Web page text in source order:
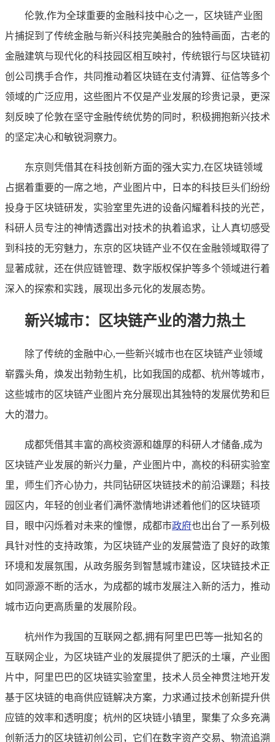
伦敦,作为全球重要的金融科技中心之一，区块链产业图
片捕捉到了传统金融与新兴科技完美融合的独特画面，古老的
金融建筑与现代化的科技园区相互映衬，传统银行与区块链初
创公司携手合作，共同推动着区块链在支付清算、征信等多个
领域的广泛应用，这些图片不仅是产业发展的珍贵记录，更深
刻反映了伦敦在坚守金融传统优势的同时，积极拥抱新兴技术
的坚定决心和敏锐洞察力。
东京则凭借其在科技创新方面的强大实力,在区块链领域
占据着重要的一席之地，产业图片中，日本的科技巨头们纷纷
投身于区块链研发，实验室里先进的设备闪耀着科技的光芒，
科研人员专注的神情透露出对技术的执着追求，让人真切感受
到科技的无穷魅力，东京的区块链产业不仅在金融领域取得了
显著成就，还在供应链管理、数字版权保护等多个领域进行着
深入的探索和实践，展现出多元化的发展态势。
新兴城市：区块链产业的潜力热土
除了传统的金融中心,一些新兴城市也在区块链产业领域
崭露头角，焕发出勃勃生机，比如我国的成都、杭州等城市，
这些城市的区块链产业图片充分展现出其独特的发展优势和巨
大的潜力。
成都凭借其丰富的高校资源和雄厚的科研人才储备,成为
区块链产业发展的新兴力量，产业图片中，高校的科研实验室
里，师生们齐心协力，共同钻研区块链技术的前沿课题；科技
园区内，年轻的创业者们满怀激情地讲述着他们的区块链项
目，眼中闪烁着对未来的憧憬，成都市政府也出台了一系列极
具针对性的支持政策，为区块链产业的发展营造了良好的政策
环境和发展氛围，从政务服务到智慧城市建设，区块链技术正
如同源源不断的活水，为成都的城市发展注入新的活力，推动
城市迈向更高质量的发展阶段。
杭州作为我国的互联网之都,拥有阿里巴巴等一批知名的
互联网企业，为区块链产业的发展提供了肥沃的土壤，产业图
片中，阿里巴巴的区块链实验室里，技术人员全神贯注地开发
基于区块链的电商供应链解决方案，力求通过技术创新提升供
应链的效率和透明度；杭州的区块链小镇里，聚集了众多充满
创新活力的区块链初创公司，它们在数字资产交易、物流追溯